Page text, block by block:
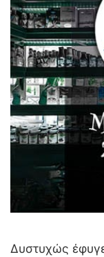
Δυστυχώς